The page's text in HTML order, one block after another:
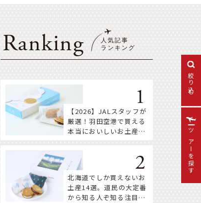
絞り込む
Ranking
【2026】JALスタッフが
厳選！羽田空港で買える
本当においしいお土産18
北海道でしか買えないお
土産14選。道民の大定番
から知る人ぞ知る注目株
ツアーを探す